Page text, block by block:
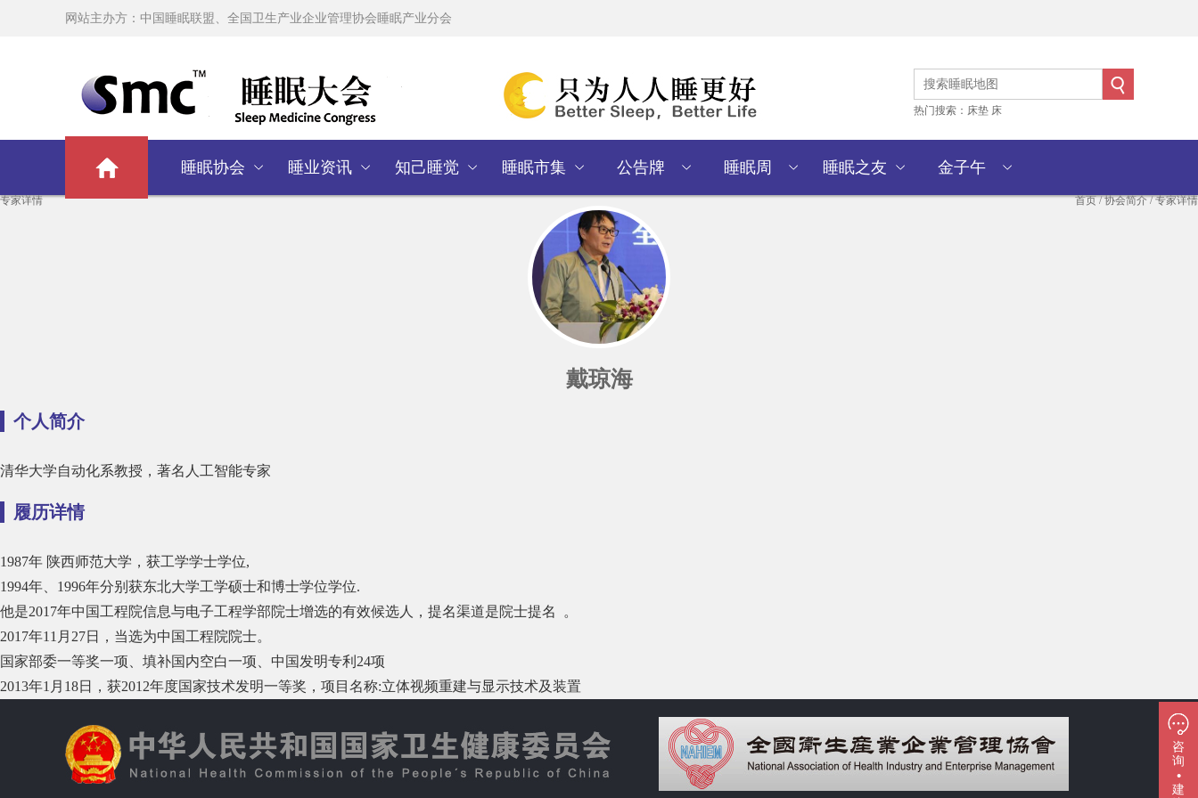
网站主办方：中国睡眠联盟、全国卫生产业企业管理协会睡眠产业分会
热门搜索： 床垫 床
睡眠协会 睡业资讯 知己睡觉 睡眠市集 公告牌 睡眠周 睡眠之友 金子午
专家详情 首页/协会简介/ 专家详情
戴琼海
个人简介
清华大学自动化系教授，著名人工智能专家
履历详情
1987年 陕西师范大学，获工学学士学位,
1994年、1996年分别获东北大学工学硕士和博士学位学位.
他是2017年中国工程院信息与电子工程学部院士增选的有效候选人，提名渠道是院士提名 。
2017年11月27日，当选为中国工程院院士。
国家部委一等奖一项、填补国内空白一项、中国发明专利24项
2013年1月18日，获2012年度国家技术发明一等奖，项目名称:立体视频重建与显示技术及装置
咨
询
·
建